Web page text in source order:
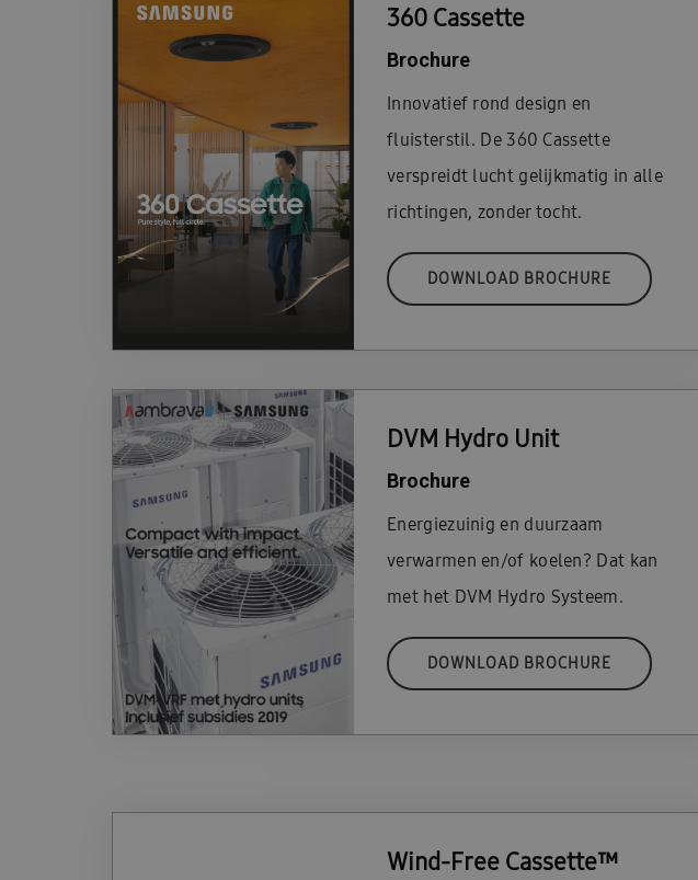
360 Cassette
Brochure
Innovatief rond design en
fluisterstil. De 360 Cassette
verspreidt lucht gelijkmatig in alle
richtingen, zonder tocht.
DOWNLOAD BROCHURE
DVM Hydro Unit
Brochure
Energiezuinig en duurzaam
verwarmen en/of koelen? Dat kan
met het DVM Hydro Systeem.
DOWNLOAD BROCHURE
Wind-Free Cassette™